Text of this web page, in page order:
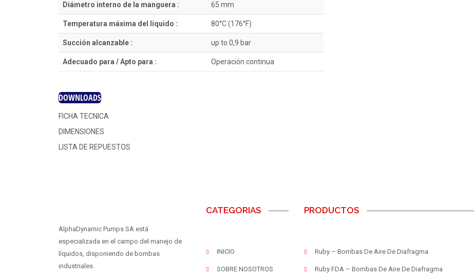
Diámetro interno de la manguera : 65 mm
Temperatura máxima del líquido : 80°C (176°F)
Succión alcanzable : up to 0,9 bar
Adecuado para / Apto para : Operación continua
DOWNLOADS
FICHA TECNICA
DIMENSIONES
LISTA DE REPUESTOS
AlphaDynamic Pumps SA está
especializada en el campo del manejo de
líquidos, disponiendo de bombas
industriales.
CATEGORIAS
INICIO
SOBRE NOSOTROS
PRODUCTOS
Ruby – Bombas De Aire De Diafragma
Ruby FDA – Bombas De Aire De Diafragma